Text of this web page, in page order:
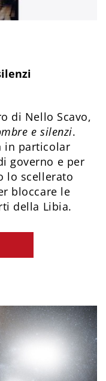
di Nello Scavo,
e silenzi.
in particolar
governo e per
lo scellerato
bloccare le
della Libia.